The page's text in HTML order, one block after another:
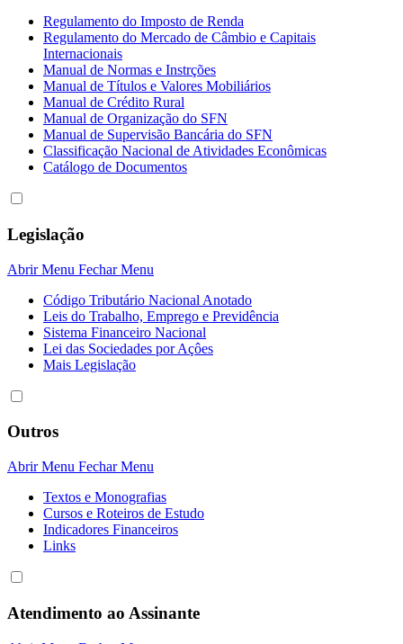
Regulamento do Imposto de Renda
Regulamento do Mercado de Câmbio e Capitais
Internacionais
Manual de Normas e Instrções
Manual de Títulos e Valores Mobiliários
Manual de Crédito Rural
Manual de Organização do SFN
Manual de Supervisão Bancária do SFN
Classificação Nacional de Atividades Econômicas
Catálogo de Documentos
Legislação
Abrir Menu Fechar Menu
Código Tributário Nacional Anotado
Leis do Trabalho, Emprego e Previdência
Sistema Financeiro Nacional
Lei das Sociedades por Açôes
Mais Legislação
Outros
Abrir Menu Fechar Menu
Textos e Monografias
Cursos e Roteiros de Estudo
Indicadores Financeiros
Links
Atendimento ao Assinante